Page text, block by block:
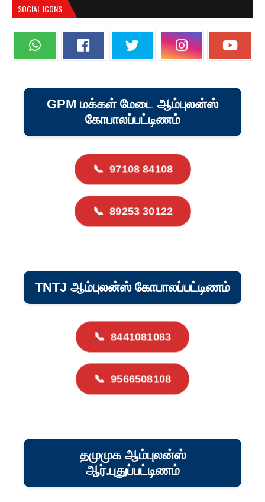
SOCIAL ICONS
GPM மக்கள் மேடை ஆம்புலன்ஸ்
கோபாலப்பட்டிணம்
📞 97108 84108
📞 89253 30122
TNTJ ஆம்புலன்ஸ் கோபாலப்பட்டிணம்
📞 8441081083
📞 9566508108
தமுமுக ஆம்புலன்ஸ்
ஆர்.புதுப்பட்டிணம்